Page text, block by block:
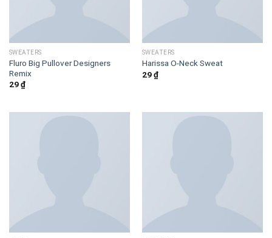
SWEATERS
Fluro Big Pullover Designers
Remix
29₫
SWEATERS
Harissa O-Neck Sweat
29₫